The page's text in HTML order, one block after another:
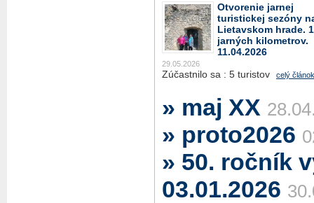
Otvorenie jarnej
turistickej sezóny
Lietavskom hrade.
jarných kilometrov.
11.04.2026
29.05.2026
Zúčastnilo sa : 5 turistov celý článok
» maj XX
» proto2026
» 50. ročník
03.01.2026